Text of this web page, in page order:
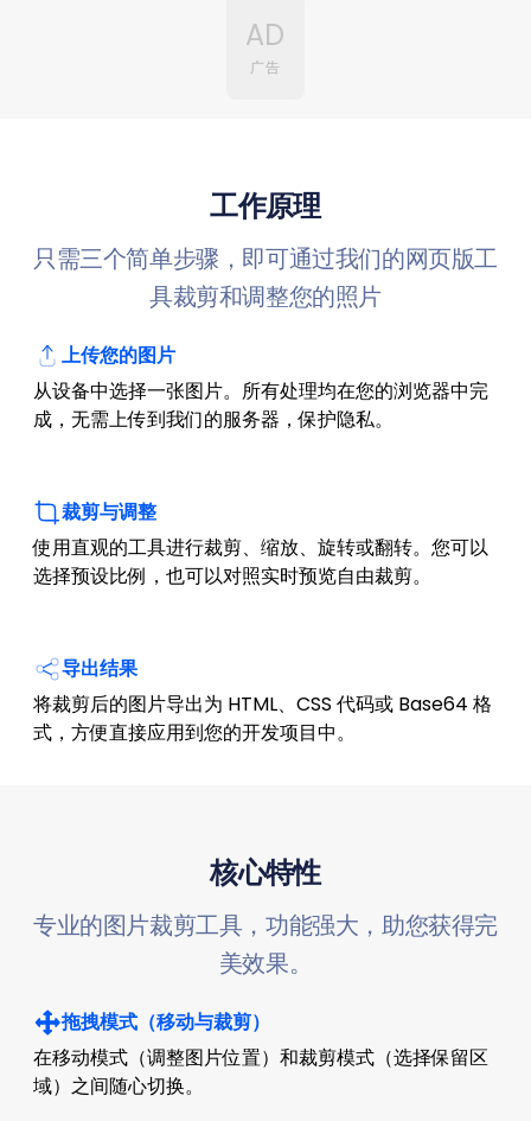
AD
广告
工作原理
只需三个简单步骤，即可通过我们的网页版工
具裁剪和调整您的照片
上传您的图片
从设备中选择一张图片。所有处理均在您的浏览器中完
成，无需上传到我们的服务器，保护隐私。
裁剪与调整
使用直观的工具进行裁剪、缩放、旋转或翻转。您可以
选择预设比例，也可以对照实时预览自由裁剪。
导出结果
将裁剪后的图片导出为 HTML、CSS 代码或 Base64 格
式，方便直接应用到您的开发项目中。
核心特性
专业的图片裁剪工具，功能强大，助您获得完
美效果。
拖拽模式（移动与裁剪）
在移动模式（调整图片位置）和裁剪模式（选择保留区
域）之间随心切换。